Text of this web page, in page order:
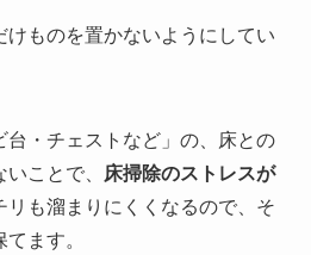
ものを置かないようにしてい
台・チェストなど」の、床との
ことで、
床掃除のストレスが
リも溜まりにくくなるので、そ
ます。